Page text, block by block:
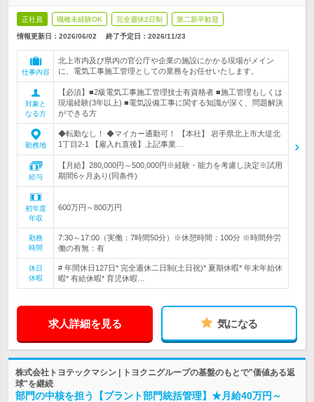
正社員 職種未経験OK 完全週休2日制 第二新卒歓迎
情報更新日：2026/06/02 終了予定日： 2026/11/23
仕事内容
北上市内及び県内の官公庁や企業の施設にかかる現場がメイン
に、電気工事施工管理としての業務をお任せいたします。
対象と
なる方
【必須】■2級電気工事施工管理技士有資格者 ■施工管理もしくは
現場経験(3年以上) ■電気設備工事に関する知識が深く、問題解決
ができる方
勤務地
◆転勤なし！ ◆マイカー通勤可！ 【本社】 岩手県北上市大堤北
1丁目2‐1 【雇入れ直後】上記事業…
給与
【月給】280,000円～500,000円※経験・能力を考慮し決定※試用
期間6ヶ月あり(同条件)
初年度
年収
600万円～800万円
勤務
時間
7:30～17:00（実働：7時間50分）※休憩時間：100分 ※時間外労
働の有無：有
休日
休暇
# 年間休日127日* 完全週休二日制(土日祝)* 夏期休暇* 年末年始休
暇* 有給休暇* 育児休暇…
求人詳細を見る 気になる
株式会社トヨテックマシン | トヨクニグループの基盤のもとで"価値ある返
球"を継続
部門の中核を担う【プラント部門統括管理】★月給40万円～